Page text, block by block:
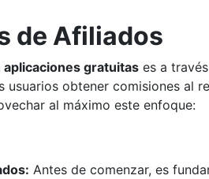
de Afiliados
gratuitases a
obtener comisiones al
al máximo este enfoque:
Antes de comenzar, es